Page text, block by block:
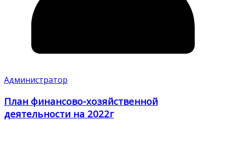
Администратор
План финансово-хозяйственной
деятельности на 2022г